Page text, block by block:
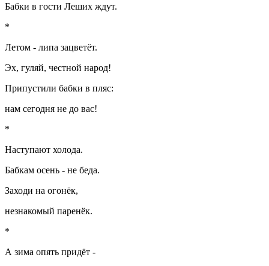
Бабки в гости Леших ждут.
*
Летом - липа зацветёт.
Эх, гуляй, честной народ!
Припустили бабки в пляс:
нам сегодня не до вас!
*
Наступают холода.
Бабкам осень - не беда.
Заходи на огонёк,
незнакомый паренёк.
*
А зима опять придёт -